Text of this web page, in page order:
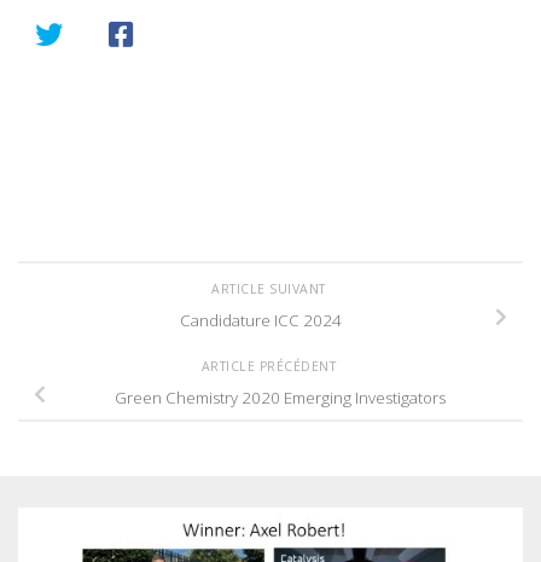
ARTICLE SUIVANT
Candidature ICC 2024
ARTICLE PRÉCÉDENT
Green Chemistry 2020 Emerging Investigators